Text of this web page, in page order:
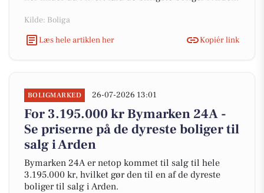
Kilde: Boliga
Læs hele artiklen her
Kopiér link
BOLIGMARKED 26-07-2026 13:01
For 3.195.000 kr Bymarken 24A -
Se priserne på de dyreste boliger til
salg i Arden
Bymarken 24A er netop kommet til salg til hele
3.195.000 kr, hvilket gør den til en af de dyreste
boliger til salg i Arden.